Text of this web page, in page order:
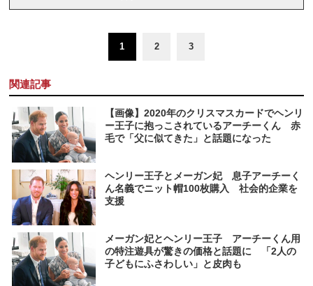
1 2 3
関連記事
【画像】2020年のクリスマスカードでヘンリ
ー王子に抱っこされているアーチーくん 赤
毛で「父に似てきた」と話題になった
ヘンリー王子とメーガン妃 息子アーチーく
ん名義でニット帽100枚購入 社会的企業を
支援
メーガン妃とヘンリー王子 アーチーくん用
の特注遊具が驚きの価格と話題に 「2人の
子どもにふさわしい」と皮肉も